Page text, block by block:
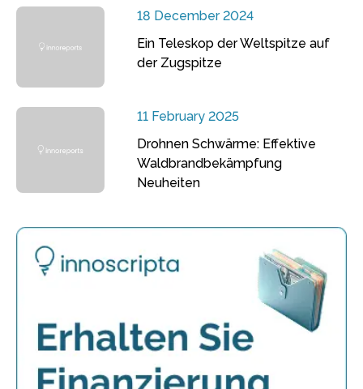
18 December 2024
Ein Teleskop der Weltspitze auf
der Zugspitze
11 February 2025
Drohnen Schwärme: Effektive
Waldbrandbekämpfung
Neuheiten